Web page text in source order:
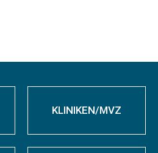
KLINIKEN/MVZ